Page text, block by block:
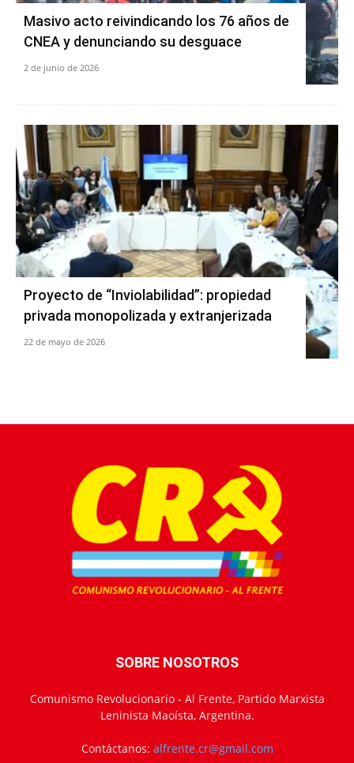
Masivo acto reivindicando los 76 años de
CNEA y denunciando su desguace
2 de junio de 2026
Proyecto de “Inviolabilidad”: propiedad
privada monopolizada y extranjerizada
22 de mayo de 2026
SOBRE NOSOTROS
Comunismo Revolucionario - Al Frente, Partido Marxista
Leninista Maoísta, Argentina.
Contáctanos: alfrente.cr@gmail.com